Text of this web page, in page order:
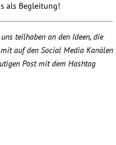
als Begleitung!
teilhaben an den Ideen, die
auf den Social Media Kanälen
Post mit dem Hashtag